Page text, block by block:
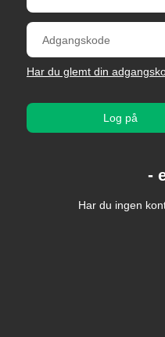
Har du glemt din
Log på
Har du ingen